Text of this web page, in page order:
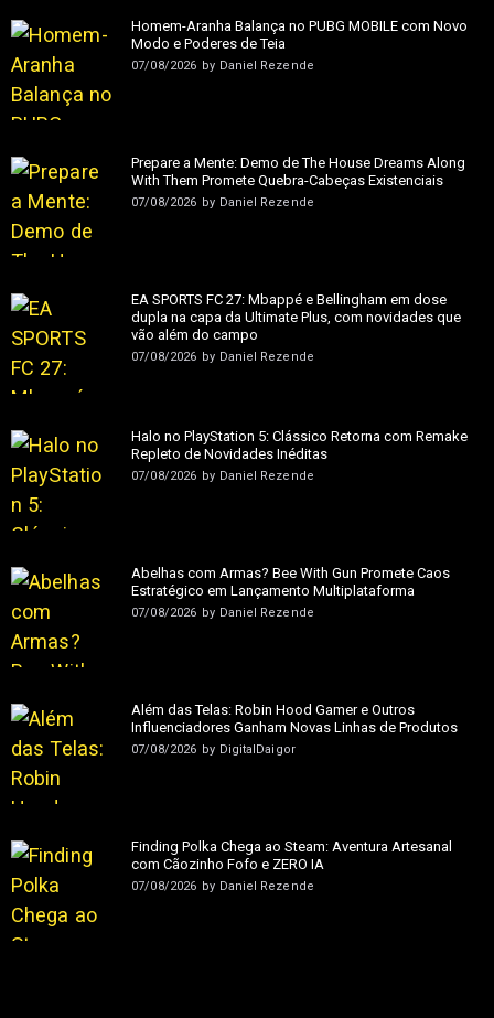
Homem-Aranha Balança no PUBG MOBILE com Novo
Modo e Poderes de Teia
07/08/2026 by Daniel Rezende
Prepare a Mente: Demo de The House Dreams Along
With Them Promete Quebra-Cabeças Existenciais
07/08/2026 by Daniel Rezende
EA SPORTS FC 27: Mbappé e Bellingham em dose
dupla na capa da Ultimate Plus, com novidades que
vão além do campo
07/08/2026 by Daniel Rezende
Halo no PlayStation 5: Clássico Retorna com Remake
Repleto de Novidades Inéditas
07/08/2026 by Daniel Rezende
Abelhas com Armas? Bee With Gun Promete Caos
Estratégico em Lançamento Multiplataforma
07/08/2026 by Daniel Rezende
Além das Telas: Robin Hood Gamer e Outros
Influenciadores Ganham Novas Linhas de Produtos
07/08/2026 by DigitalDaigor
Finding Polka Chega ao Steam: Aventura Artesanal
com Cãozinho Fofo e ZERO IA
07/08/2026 by Daniel Rezende